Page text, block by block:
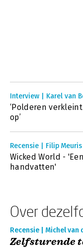
Interview | Karel van
‘Polderen
op’
Recensie | Filip Meuris
Wicked World -
handvatten'
Over
Recensie | Michel van
Zelfsturende